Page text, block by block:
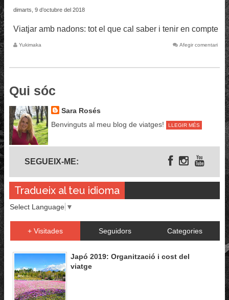
dimarts, 9 d’octubre del 2018
Viatjar amb nadons: tot el que cal saber i tenir en compte
Yukimaka Afegir comentari
Qui sóc
Sara Rosés
Benvinguts al meu blog de viatges!
LLEGIR MÉS
SEGUEIX-ME:
Tradueix al teu idioma
Select Language ▼
+ Visitades Seguidors Categories
Japó 2019: Organització i cost del
viatge